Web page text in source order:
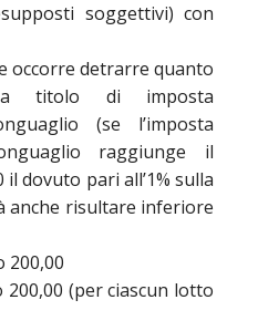
soggettivi) con
occorre detrarre quanto
a titolo di imposta
(se l’imposta
raggiunge il
dovuto pari all’1% sulla
anche risultare inferiore
200,00
200,00 (per ciascun lotto